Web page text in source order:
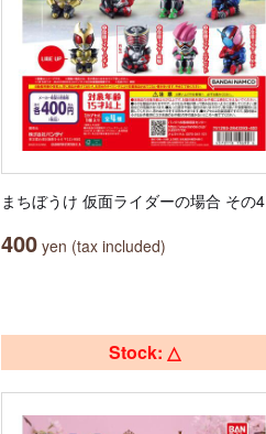
まちぼうけ 仮面ライダーの場合 その4
400 yen (tax included)
Stock: △